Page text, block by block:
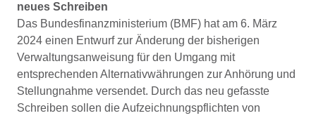
neues Schreiben
Das Bundesfinanzministerium (BMF) hat am 6. März
2024 einen Entwurf zur Änderung der bisherigen
Verwaltungsanweisung für den Umgang mit
entsprechenden Alternativwährungen zur Anhörung und
Stellungnahme versendet. Durch das neu gefasste
Schreiben sollen die Aufzeichnungspflichten von